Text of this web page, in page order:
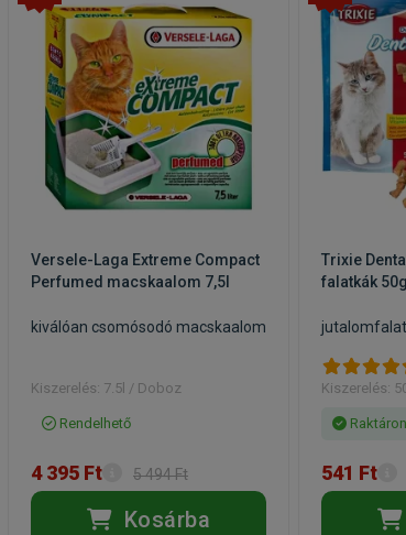
Versele-Laga Extreme Compact
Perfumed macskaalom 7,5l
kiválóan csomósodó macskaalom
Kiszerelés: 7.5l / Doboz
Rendelhető
4 395 Ft 5 494 Ft
Kosárba
Trixie
falatkák 50g
Kiszerelés:
Raktáron
541 Ft